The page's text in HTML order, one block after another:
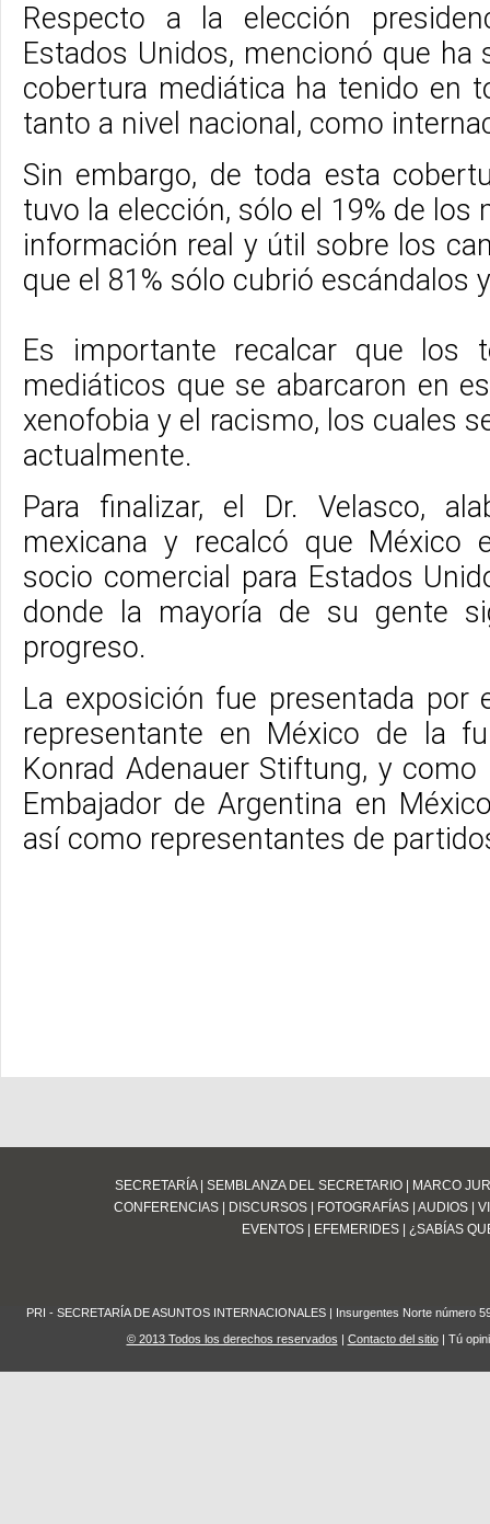
Respecto a la elección
Estados Unidos, mencionó que ha
cobertura mediática ha tenido en
tanto a nivel nacional, como
Sin embargo, de toda esta
tuvo la elección, sólo el 19% de los
información real y útil sobre los
que el 81% sólo cubrió escándalos
Es importante recalcar que los
mediáticos que se abarcaron en
xenofobia y el racismo, los cuales
actualmente.
Para finalizar, el Dr. Velasco,
mexicana y recalcó que México
socio comercial para Estados
donde la mayoría de su gente
progreso.
La exposición fue presentada por
representante en México de la
Konrad Adenauer Stiftung, y
Embajador de Argentina en
así como representantes de
SECRETARÍA| SEMBLANZA DEL SECRETARIO
MARCO
CONFERENCIAS| DISCURSOS| FOTOGRAFÍAS| AUDIOS|
EVENTOS
EFEMERIDES ¿SABÍAS
PRI - SECRETARÍA DE ASUNTOS INTERNACIONALES | Insurgentes Norte número
© 2013 Todos los derechos reservados
Contacto del sitio| Tú